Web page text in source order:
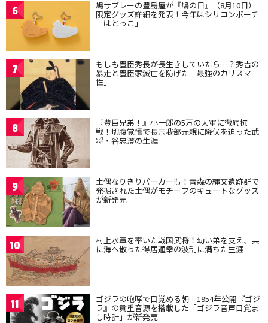
6 鳩サブレーの豊島屋が『鳩の日』（8月10日）
限定グッズ詳細を発表！今年はシリコンポーチ
「はとっこ」
7 もしも豊臣秀長が長生きしていたら…？秀吉の
暴走と豊臣家滅亡を防げた「最強のカリスマ
性」
8 『豊臣兄弟！』小一郎の5万の大軍に徹底抗
戦！切腹覚悟で長宗我部元親に降伏を迫った武
将・谷忠澄の生涯
9 土偶なりきりパーカーも！青森の縄文遺跡群で
発掘された土偶がモチーフのキュートなグッズ
が新発売
10 村上水軍を率いた戦国武将！幼い弟を支え、共
に海へ散った得居通幸の波乱に満ちた生涯
11 ゴジラの咆哮で目覚める朝…1954年公開『ゴジ
ラ』の貴重音源を搭載した「ゴジラ音声目覚ま
し時計」が新発売